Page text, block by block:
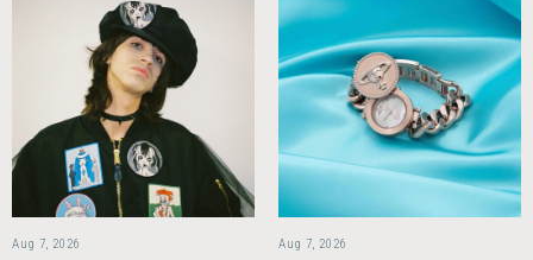
Aug 7, 2026 Aug 7, 2026